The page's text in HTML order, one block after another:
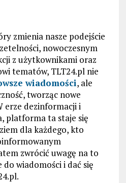
zmienia nasze podejście
nowoczesnym
z użytkownikami oraz
tematów, TLT24.pl nie
wiadomości, ale
tworząc nowe
erze dezinformacji i
platforma ta staje się
dla każdego, kto
zwrócić uwagę na to
wiadomości i dać się